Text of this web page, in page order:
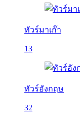
ทัวร์มาเก๊า
13
ทัวร์อังกฤษ
32